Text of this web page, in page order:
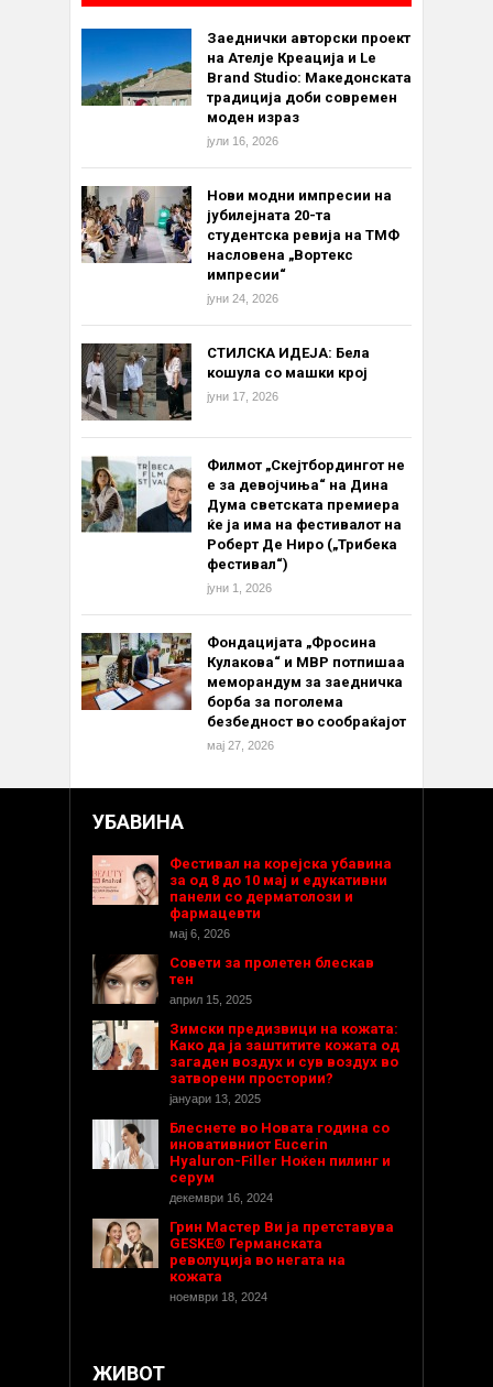
Заеднички авторски проект
на Ателје Креација и Le
Brand Studio: Македонската
традиција доби современ
моден израз
јули 16, 2026
Нови модни импресии на
јубилејната 20-та
студентска ревија на ТМФ
насловена „Вортекс
импресии“
јуни 24, 2026
СТИЛСКА ИДЕЈА: Бела
кошула со машки крој
јуни 17, 2026
Филмот „Скејтбордингот не
е за девојчиња“ на Дина
Дума светската премиера
ќе ја има на фестивалот на
Роберт Де Ниро („Трибека
фестивал“)
јуни 1, 2026
Фондацијата „Фросина
Кулакова“ и МВР потпишаа
меморандум за заедничка
борба за поголема
безбедност во сообраќајот
мај 27, 2026
УБАВИНА
Фестивал на корејска убавина
за од 8 до 10 мај и едукативни
панели со дерматолози и
фармацевти
мај 6, 2026
Совети за пролетен блескав
тен
април 15, 2025
Зимски предизвици на кожата:
Како да ја заштитите кожата од
загаден воздух и сув воздух во
затворени простории?
јануари 13, 2025
Блеснете во Новата година со
иновативниот Eucerin
Hyaluron-Filler Ноќен пилинг и
серум
декември 16, 2024
Грин Мастер Ви ја претставува
GESKE® Германската
револуција во негата на
кожата
ноември 18, 2024
ЖИВОТ